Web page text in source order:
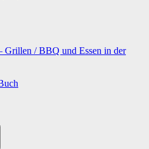
Grillen / BBQ und Essen in der